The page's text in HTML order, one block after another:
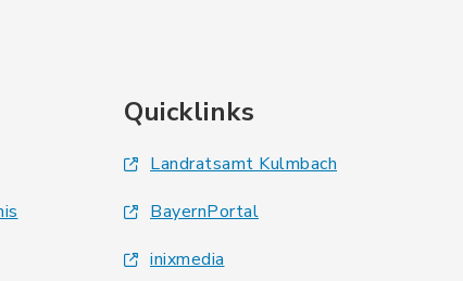
Quicklinks
Landratsamt Kulmbach
BayernPortal
inixmedia